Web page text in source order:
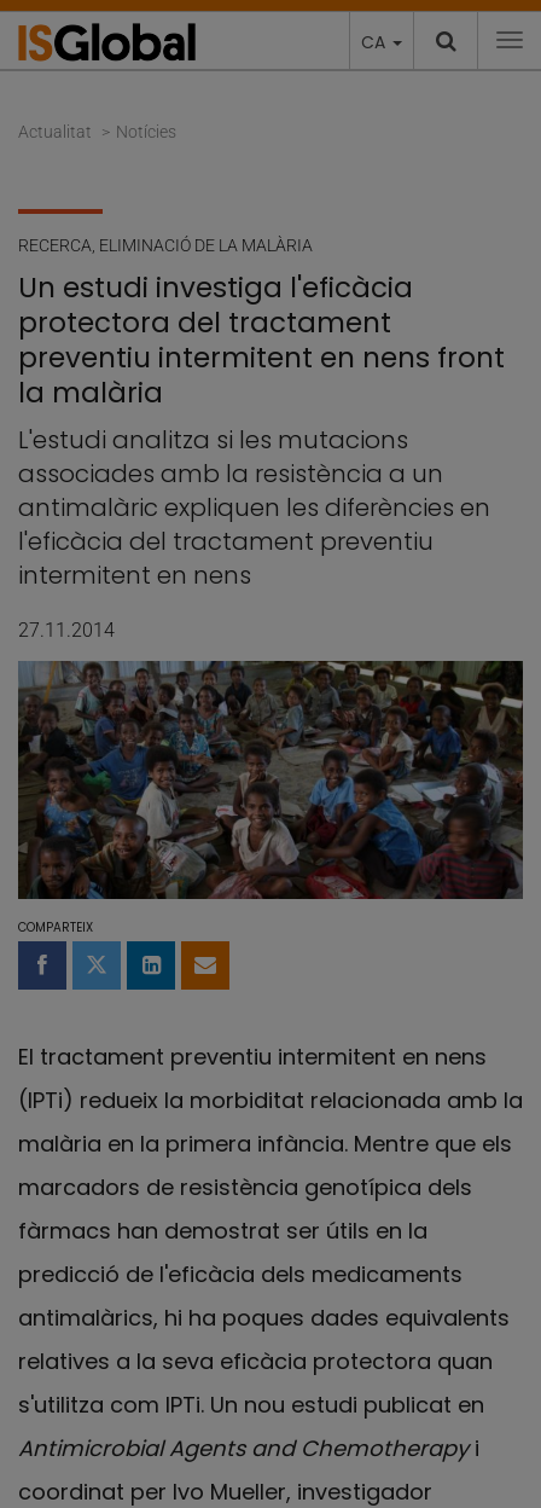
CA
Actualitat Notícies
RECERCA ELIMINACIÓ DE LA MALÀRIA
Un estudi investiga l'eficàcia
protectora del tractament
preventiu intermitent en nens front
la malària
L'estudi analitza si les mutacions
associades amb la resistència a un
antimalàric expliquen les diferències en
l'eficàcia del tractament preventiu
intermitent en nens
27.11.2014
COMPARTEIX
Compartir a Facebook
Compartir a Twitter
Comparteix a LinkedIn
Comparteix per email
El tractament preventiu intermitent en nens
(IPTi) redueix la morbiditat relacionada amb la
malària en la primera infància. Mentre que els
marcadors de resistència genotípica dels
fàrmacs han demostrat ser útils en la
predicció de l'eficàcia dels medicaments
antimalàrics, hi ha poques dades equivalents
relatives a la seva eficàcia protectora quan
s'utilitza com IPTi. Un nou estudi publicat en
Antimicrobial Agents and Chemotherapyi
coordinat per Ivo Mueller, investigador